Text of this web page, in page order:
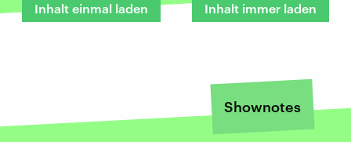
Inhalt einmal laden Inhalt immer laden
Shownotes